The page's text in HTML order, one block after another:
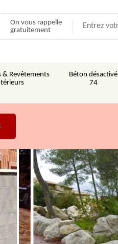
On vous rappelle
gratuitement
& Revêtements
Béton désactivé
74